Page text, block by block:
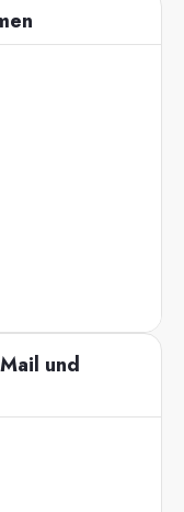
und